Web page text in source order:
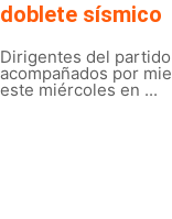
doblete sísmico
Dirigentes del
acompañados por
este miércoles en ...